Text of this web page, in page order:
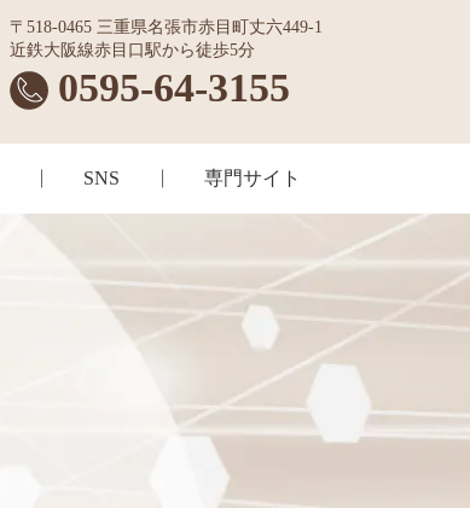
〒518-0465 三重県名張市赤目町丈六449-1
近鉄大阪線赤目口駅から徒歩5分
0595-64-3155
SNS 専門サイト